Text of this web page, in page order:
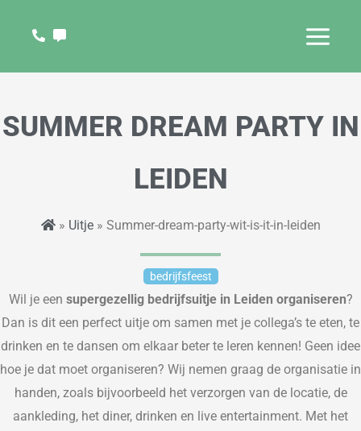
SUMMER DREAM PARTY IN
LEIDEN
» Uitje» Summer-dream-party-wit-is-it-in-leiden
bedrijfsfeest
Wil je een supergezelligbedrijfsuitje in Leiden organiseren?
Dan is dit een perfect uitje om samen met je collega’s te eten, te
drinken en te dansen om elkaar beter te leren kennen! Geen idee
hoe je dat moet organiseren? Wij nemen graag de organisatie in
handen, zoals bijvoorbeeld het verzorgen van de locatie, de
aankleding, het diner, drinken en live entertainment. Met het